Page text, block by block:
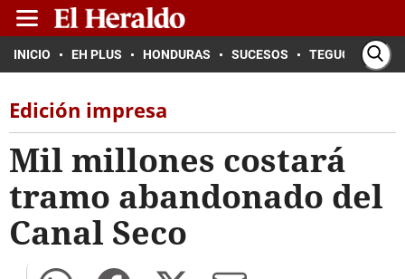
INICIO EH PLUS HONDURAS SUCESOS TEGUCIGALPA
Edición impresa
Mil millones costará
tramo abandonado del
Canal Seco